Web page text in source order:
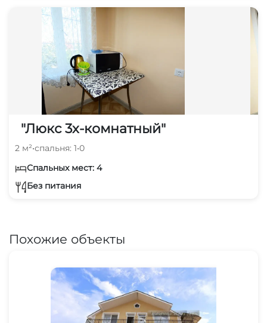
"Люкс 3х-комнатный"
2 м²•спальня: 1•0
Спальных мест: 4
Без питания
Похожие объекты